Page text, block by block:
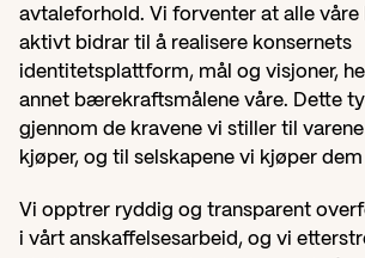
avtaleforhold. Vi forventer at alle våre
aktivt bidrar til å realisere konsernets
identitetsplattform, mål og visjoner,
annet bærekraftsmålene våre. Dette
gjennom de kravene vi stiller til
kjøper, og til selskapene vi kjøper dem
Vi opptrer ryddig og transparent
i vårt anskaffelsesarbeid, og vi